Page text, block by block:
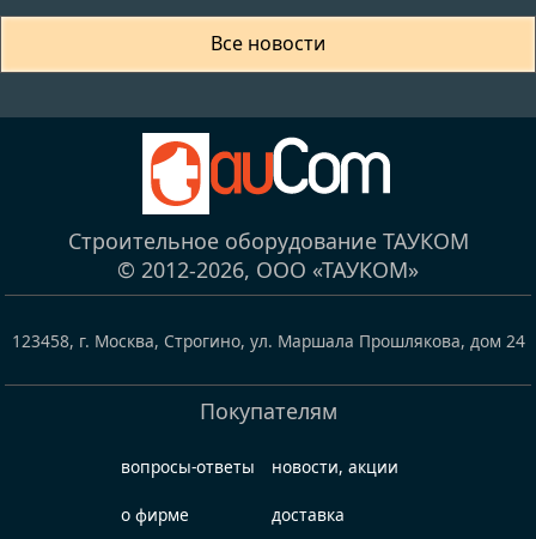
Все новости
Строительное оборудование ТАУКОМ
© 2012-2026, ООО «ТАУКОМ»
123458, г. Москва, Строгино, ул. Маршала Прошлякова, дом 24
Покупателям
вопросы-ответы
о фирме
новости, акции
доставка